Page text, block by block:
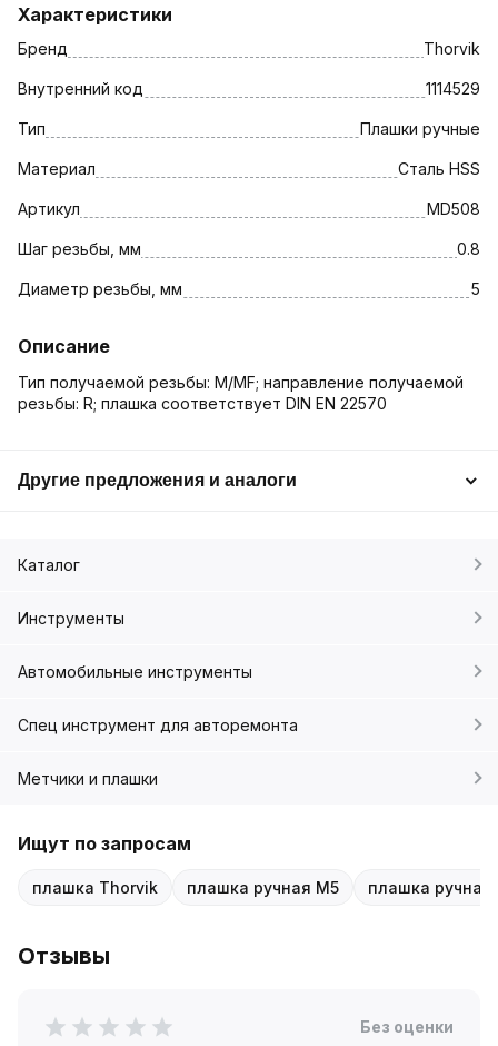
Характеристики
Бренд Thorvik
Внутренний код 1114529
Тип Плашки ручные
Материал Сталь HSS
Артикул MD508
Шаг резьбы, мм 0.8
Диаметр резьбы, мм 5
Описание
Тип получаемой резьбы: M/MF; направление получаемой
резьбы: R; плашка соответствует DIN EN 22570
Другие предложения и аналоги
Каталог
Инструменты
Автомобильные инструменты
Спец инструмент для авторемонта
Метчики и плашки
Ищут по запросам
плашка Thorvik плашка ручная M5 плашка ручная
Отзывы
Без оценки